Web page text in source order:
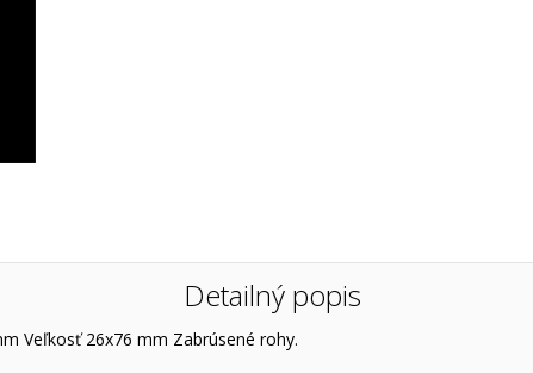
Detailný popis
Veľkosť 26x76 mm Zabrúsené rohy.